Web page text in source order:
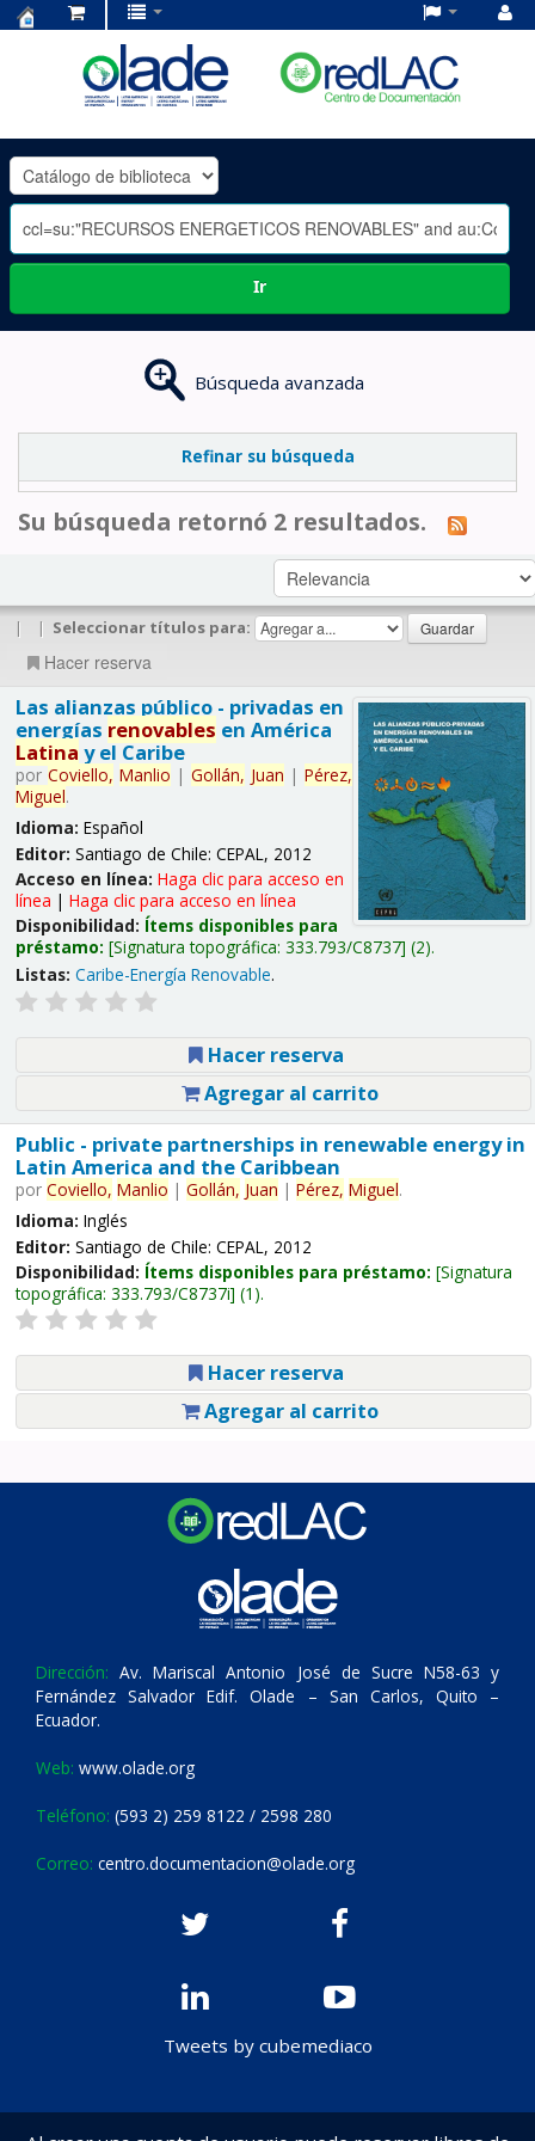
OLADE
-
Ir
Búsqueda avanzada
Refinar su búsqueda
Su búsqueda retornó 2 resultados.
| | Seleccionar títulos para:
Hacer reserva
Las alianzas público - privadas en
energías renovables en América
Latina y el Caribe
por Coviello, Manlio | Gollán, Juan | Pérez,
Miguel.
Idioma: Español
Editor: Santiago de Chile: CEPAL, 2012
Acceso en línea: Haga clic para acceso en
línea | Haga clic para acceso en línea
Disponibilidad: Ítems disponibles para
préstamo: Signatura topográfica: 333.793/C8737 (2).
Listas: Caribe-Energía Renovable.
Hacer reserva
Agregar al carrito
Public - private partnerships in renewable energy in
Latin America and the Caribbean
por Coviello, Manlio | Gollán, Juan | Pérez, Miguel.
Idioma: Inglés
Editor: Santiago de Chile: CEPAL, 2012
Disponibilidad: Ítems disponibles para préstamo: Signatura
topográfica: 333.793/C8737i (1).
Hacer reserva
Agregar al carrito
Dirección: Av. Mariscal Antonio José de Sucre N58-63 y
Fernández Salvador Edif. Olade – San Carlos, Quito –
Ecuador.
Web: www.olade.org
Teléfono: (593 2) 259 8122 / 2598 280
Correo: centro.documentacion@olade.org
Tweets by cubemediaco